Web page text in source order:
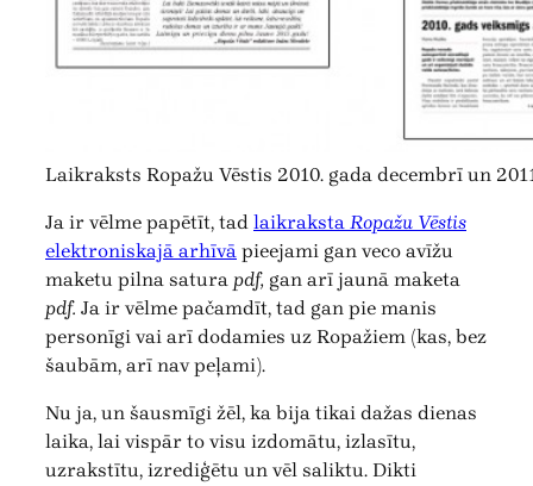
Laikraksts Ropažu Vēstis 2010. gada decembrī un
Ja ir vēlme papētīt, tad laikraksta Ropažu Vēstis
elektroniskajā arhīvā pieejami gan veco avīžu
maketu pilna satura pdf, gan arī jaunā maketa
pdf. Ja ir vēlme pačamdīt, tad gan pie manis
personīgi vai arī dodamies uz Ropažiem (kas, bez
šaubām, arī nav peļami).
Nu ja, un šausmīgi žēl, ka bija tikai dažas dienas
laika, lai vispār to visu izdomātu, izlasītu,
uzrakstītu, izrediģētu un vēl saliktu. Dikti